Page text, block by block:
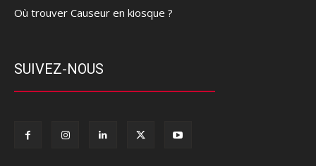
Où trouver Causeur en kiosque ?
SUIVEZ-NOUS